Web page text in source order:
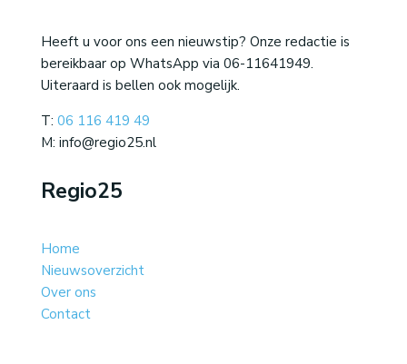
Heeft u voor ons een nieuwstip? Onze redactie is
bereikbaar op WhatsApp via 06-11641949.
Uiteraard is bellen ook mogelijk.
T: 06 116 419 49
M: info@regio25.nl
Regio25
Home
Nieuwsoverzicht
Over ons
Contact